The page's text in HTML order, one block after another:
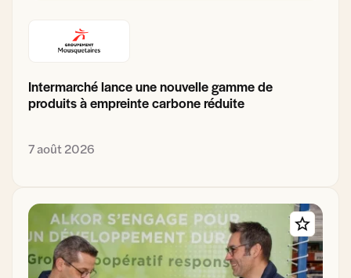
Intermarché lance une nouvelle gamme de
produits à empreinte carbone réduite
7 août 2026